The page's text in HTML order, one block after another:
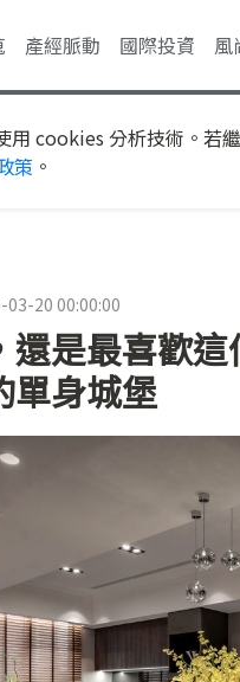
產經脈動 國際投資 風
用 cookies 分析技術。若
策 。
03-20 00:00:00
還是最喜歡
單身城堡